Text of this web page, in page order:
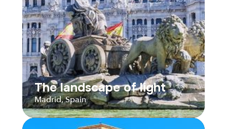
The landscape of light
Madrid, Spain